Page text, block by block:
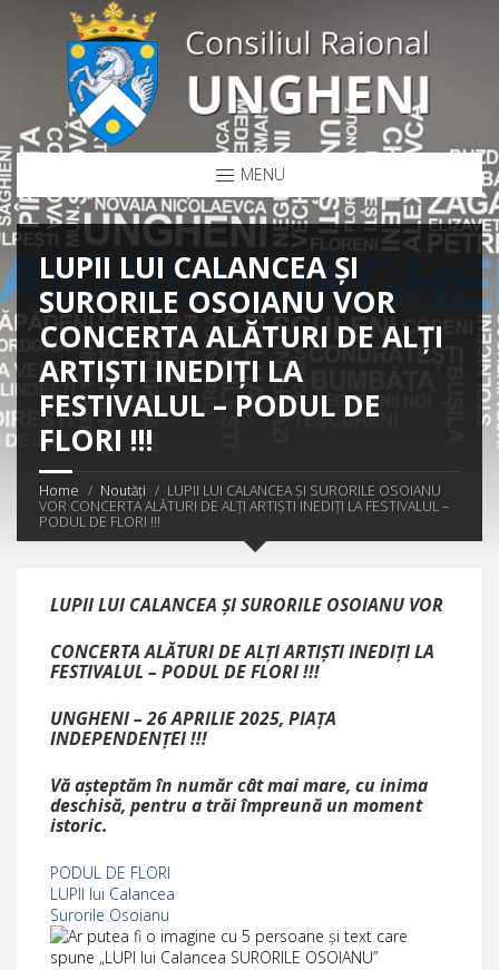
MENU
LUPII LUI CALANCEA ȘI
SURORILE OSOIANU VOR
CONCERTA ALĂTURI DE ALȚI
ARTIȘTI INEDIȚI LA
FESTIVALUL – PODUL DE
FLORI !!!
Home Noutăți
LUPII LUI CALANCEA ȘI SURORILE OSOIANU
VOR CONCERTA ALĂTURI DE ALȚI ARTIȘTI INEDIȚI LA FESTIVALUL –
PODUL DE FLORI !!!
LUPII LUI CALANCEA ȘI SURORILE OSOIANU VOR
CONCERTA ALĂTURI DE ALȚI ARTIȘTI INEDIȚI LA
FESTIVALUL – PODUL DE FLORI !!!
UNGHENI – 26 APRILIE 2025, PIAȚA
INDEPENDENȚEI !!!
Vă așteptăm în număr cât mai mare, cu inima
deschisă, pentru a trăi împreună un moment
istoric.
PODUL DE FLORI
LUPII lui Calancea
Surorile Osoianu